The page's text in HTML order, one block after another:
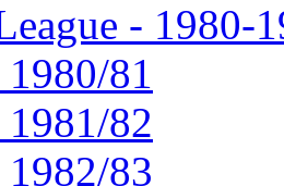
- 1980-
81
82
83